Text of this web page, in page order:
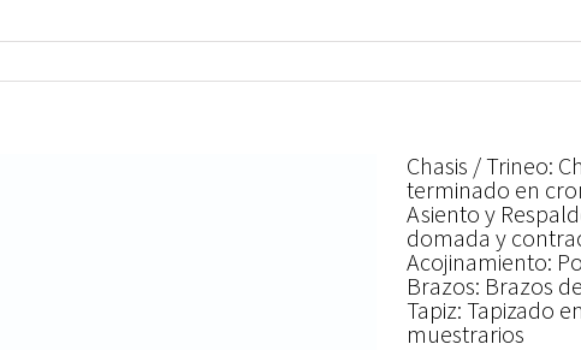
Chasis / Trineo:
terminado en
Asiento y
domada y
Acojinamiento:
Brazos: Brazos
Tapiz: Tapizado
muestrarios